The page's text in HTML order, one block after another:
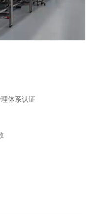
LANGUAGE
体系认证